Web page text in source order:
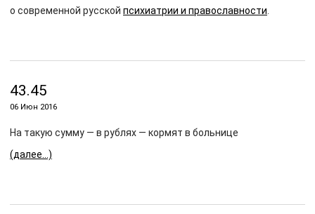
о современной русской психиатрии и православности
43.45
06 Июн 2016
На такую сумму — в рублях — кормят в больнице
(далее…)